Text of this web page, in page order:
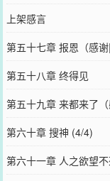
上架感言
第五十七章 报恩（感
第五十八章 终得见
第五十九章 来都来了
第六十章 搜神 (4/4)
第六十一章 人之欲望